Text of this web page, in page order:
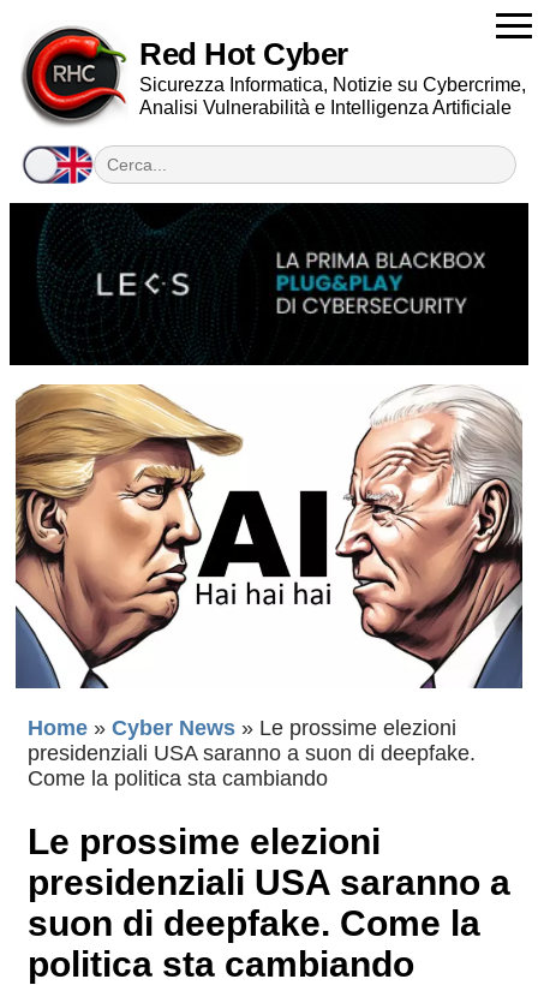
Red Hot Cyber
Sicurezza Informatica, Notizie su Cybercrime,
Analisi Vulnerabilità e Intelligenza Artificiale
Home » Cyber News » Le prossime elezioni
presidenziali USA saranno a suon di deepfake.
Come la politica sta cambiando
Le prossime elezioni
presidenziali USA saranno a
suon di deepfake. Come la
politica sta cambiando